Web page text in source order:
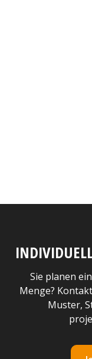
Sie planen
Menge?
Muster,